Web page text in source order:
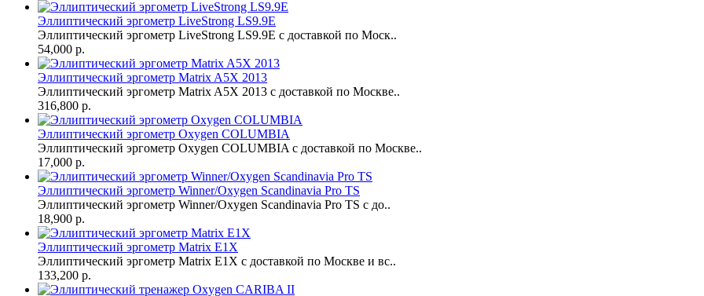
Эллиптический эргометр LiveStrong LS9.9E
Эллиптический эргометр LiveStrong LS9.9E с доставкой по Моск..
54,000 р.
Эллиптический эргометр Matrix A5X 2013
Эллиптический эргометр Matrix A5X 2013 с доставкой по Москве..
316,800 р.
Эллиптический эргометр Oxygen COLUMBIA
Эллиптический эргометр Oxygen COLUMBIA с доставкой по Москве..
17,000 р.
Эллиптический эргометр Winner/Oxygen Scandinavia Pro TS
Эллиптический эргометр Winner/Oxygen Scandinavia Pro TS с до..
18,900 р.
Эллиптический эргометр Matrix E1X
Эллиптический эргометр Matrix E1X с доставкой по Москве и вс..
133,200 р.